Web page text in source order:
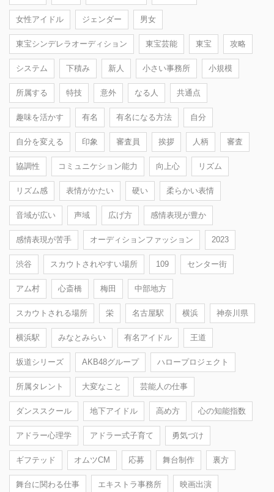
女性アイドル ジェンダー 男女
東宝シンデレラオーディション 東宝芸能 東宝 攻略
システム 下積み 新人 小さい事務所 小規模
所属する 特技 意外 なる人 共通点
趣味を活かす 有名 有名になる方法 自分
自分を変える 印象 審査員 挨拶 人柄 審査
協調性 コミュニケション能力 向上心 リズム
リズム感 表情がかたい 硬い 柔らかい表情
音域が広い 声域 広げ方 感情表現が豊か
感情表現が苦手 オーディションファッション 2023
渋谷 スカウトされやすい場所 109 センター街
アム村 心斎橋 梅田 中部地方
スカウトされる場所 栄 名古屋駅 横浜 神奈川県
横浜駅 みなとみらい 有名アイドル 王道
坂道シリーズ AKB48グループ ハロープロジェクト
所属タレント 大変なこと 芸能人の仕事
ダンススクール 地下アイドル 高め方 心の知能指数
アドラー心理学 アドラー式子育て 勇気づけ
ギフテッド オムツCM 応募 舞台制作 裏方
舞台に関わる仕事 エキストラ事務所 映画出演